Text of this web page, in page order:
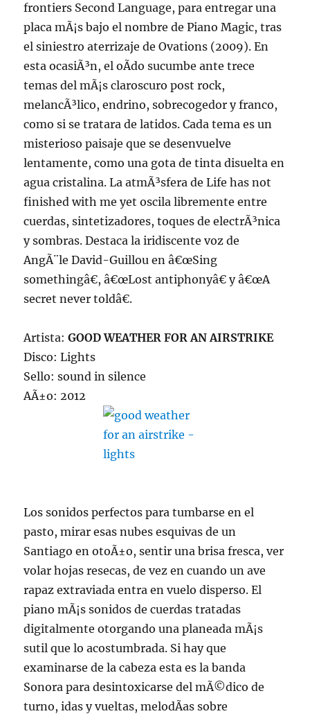
frontiers Second Language, para entregar una
placa mÃ¡s bajo el nombre de Piano Magic, tras
el siniestro aterrizaje de Ovations (2009). En
esta ocasiÃ³n, el oÃ­do sucumbe ante trece
temas del mÃ¡s claroscuro post rock,
melancÃ³lico, endrino, sobrecogedor y franco,
como si se tratara de latidos. Cada tema es un
misterioso paisaje que se desenvuelve
lentamente, como una gota de tinta disuelta en
agua cristalina. La atmÃ³sfera de Life has not
finished with me yet oscila libremente entre
cuerdas, sintetizadores, toques de electrÃ³nica
y sombras. Destaca la iridiscente voz de
AngÃ¨le David-Guillou en â€œSing
somethingâ€, â€œLost antiphonyâ€ y â€œA
secret never toldâ€.
Artista:GOOD WEATHER FOR AN AIRSTRIKE
Disco: Lights
Sello: sound in silence
AÃ±o: 2012
Los sonidos perfectos para tumbarse en el
pasto, mirar esas nubes esquivas de un
Santiago en otoÃ±o, sentir una brisa fresca, ver
volar hojas resecas, de vez en cuando un ave
rapaz extraviada entra en vuelo disperso. El
piano mÃ¡s sonidos de cuerdas tratadas
digitalmente otorgando una planeada mÃ¡s
sutil que lo acostumbrada. Si hay que
examinarse de la cabeza esta es la banda
Sonora para desintoxicarse del mÃ©dico de
turno, idas y vueltas, melodÃ­as sobre